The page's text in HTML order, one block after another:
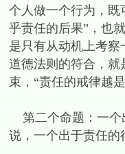
个人做一个行为，既
乎责任的后果”，也
是只有从动机上考察
道德法则的符合，就
束，“责任的戒律越
第二个命题：一个
说，一个出于责任的